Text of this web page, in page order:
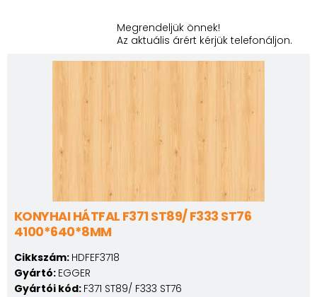
Megrendeljük önnek!
Az aktuális árért kérjük telefonáljon.
KONYHAI HÁTFAL F371 ST89/ F333 ST76
4100*640*8MM
Cikkszám: HDFEF3718
Gyártó: EGGER
Gyártói kód: F371 ST89/ F333 ST76